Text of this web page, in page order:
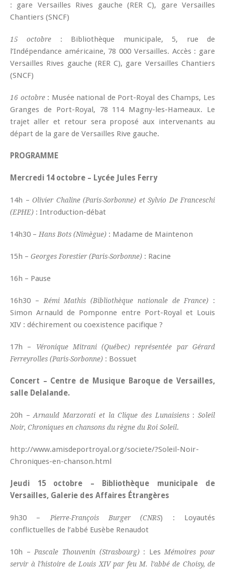
: gare Versailles Rives gauche (RER C), gare Versailles
Chantiers (SNCF)
15 octobre : Bibliothèque municipale, 5, rue de
l’Indépendance américaine, 78 000 Versailles. Accès : gare
Versailles Rives gauche (RER C), gare Versailles Chantiers
(SNCF)
16 octobre: Musée national de Port-Royal des Champs, Les
Granges de Port-Royal, 78 114 Magny-les-Hameaux. Le
trajet aller et retour sera proposé aux intervenants au
départ de la gare de Versailles Rive gauche.
PROGRAMME
Mercredi 14 octobre – Lycée Jules Ferry
14h – Olivier Chaline (Paris-Sorbonne) et Sylvio De Franceschi
(EPHE) : Introduction-débat
14h30 –Hans Bots (Nimègue) : Madame de Maintenon
15h – Georges Forestier (Paris-Sorbonne) : Racine
16h – Pause
16h30 –Rémi Mathis (Bibliothèque nationale de France) :
Simon Arnauld de Pomponne entre Port-Royal et Louis
XIV : déchirement ou coexistence pacifique ?
17h –
Véronique Mitrani (Québec) représentée par Gérard
Ferreyrolles (Paris-Sorbonne) : Bossuet
Concert – Centre de Musique Baroque de Versailles,
salle Delalande.
20h –Arnauld Marzorati et la Clique des Lunaisiens:Soleil
Noir, Chroniques en chansons du règne du Roi Soleil.
http://www.amisdeportroyal.org/societe/?Soleil-Noir-
Chroniques-en-chanson.html
Jeudi 15 octobre – Bibliothèque municipale de
Versailles, Galerie des Affaires Étrangères
9h30 – Pierre-François Burger (CNRS) : Loyautés
conflictuelles de l’abbé Eusèbe Renaudot
10h –Pascale Thouvenin (Strasbourg): LesMémoires pour
servir à l’histoire de Louis XIV par feu M. l’abbé de Choisy, de